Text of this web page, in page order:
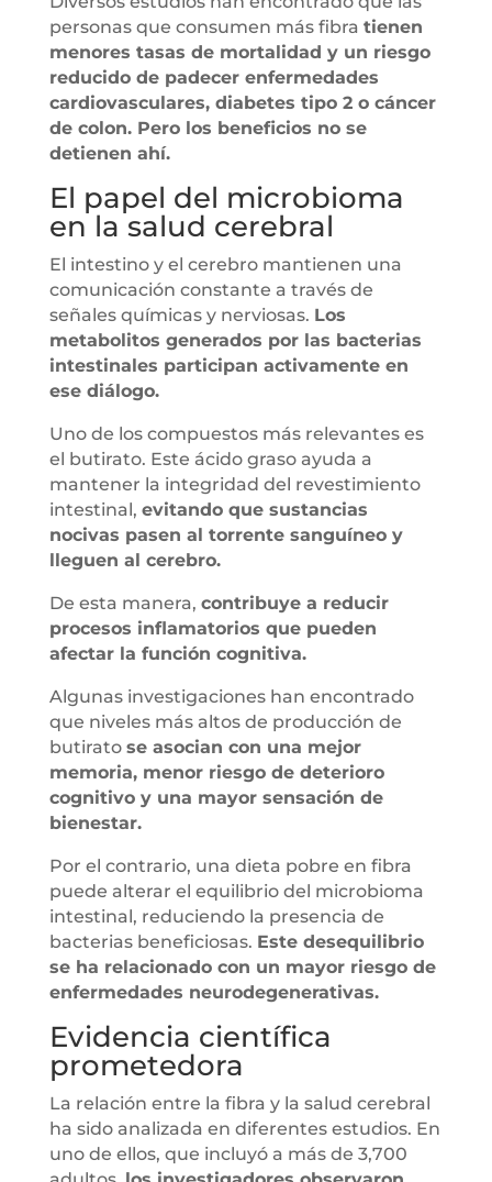
personas que consumen más fibra tienen
menores tasas de mortalidad y un riesgo
reducido de padecer enfermedades
cardiovasculares, diabetes tipo 2 o cáncer
de colon. Pero los beneficios no se
detienen ahí.
El papel del microbioma
en la salud cerebral
El intestino y el cerebro mantienen una
comunicación constante a través de
señales químicas y nerviosas. Los
metabolitos generados por las bacterias
intestinales participan activamente en
ese diálogo.
Uno de los compuestos más relevantes es
el butirato. Este ácido graso ayuda a
mantener la integridad del revestimiento
intestinal, evitando que sustancias
nocivas pasen al torrente sanguíneo y
lleguen al cerebro.
De esta manera, contribuye a reducir
procesos inflamatorios que pueden
afectar la función cognitiva.
Algunas investigaciones han encontrado
que niveles más altos de producción de
butirato se asocian con una mejor
memoria, menor riesgo de deterioro
cognitivo y una mayor sensación de
bienestar.
Por el contrario, una dieta pobre en fibra
puede alterar el equilibrio del microbioma
intestinal, reduciendo la presencia de
bacterias beneficiosas. Este desequilibrio
se ha relacionado con un mayor riesgo de
enfermedades neurodegenerativas.
Evidencia científica
prometedora
La relación entre la fibra y la salud cerebral
ha sido analizada en diferentes estudios. En
uno de ellos, que incluyó a más de 3,700